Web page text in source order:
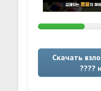
Скачать
????